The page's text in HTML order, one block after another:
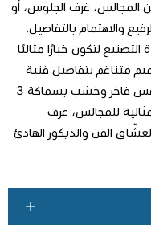
المجالس، غرف الجلوس، أو
والاهتمام بالتفاصيل.
لتكون خيارًا مثاليًا
متناغم بتفاصيل فنية
جذابة ✔️ طباعة UV مقاومة للماء ✔️ كانفس فاخر وخشب بسماكة 3
للمجالس، غرف
الفن والديكور الهادئ